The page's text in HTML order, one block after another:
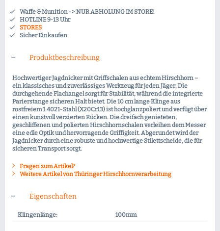
Waffe & Munition -> NUR ABHOLUNG IM STORE!
HOTLINE 9-13 Uhr
STORES
Sicher Einkaufen
Produktbeschreibung
Hochwertiger Jagdnicker mit Griffschalen aus echtem Hirschhorn –
ein klassisches und zuverlässiges Werkzeug für jeden Jäger. Die
durchgehende Flachangel sorgt für Stabilität, während die integrierte
Parierstange sicheren Halt bietet. Die 10 cm lange Klinge aus
rostfreiem 1.4021-Stahl (X20Cr13) ist hochglanzpoliert und verfügt über
einen kunstvoll verzierten Rücken. Die dreifach genieteten,
geschliffenen und polierten Hirschhornschalen verleihen dem Messer
eine edle Optik und hervorragende Griffigkeit. Abgerundet wird der
Jagdnicker durch eine robuste und hochwertige Stilettscheide, die für
sicheren Transport sorgt.
Fragen zum Artikel?
Weitere Artikel von Thüringer Hirschhornverarbeitung
Eigenschaften
Klingenlänge: 100mm